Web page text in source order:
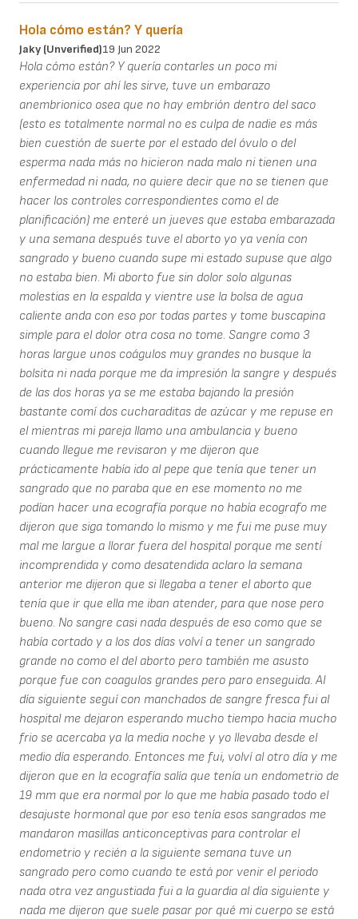
Hola cómo están? Y quería
Jaky (unverified)19 Jun 2022
Hola cómo están? Y quería contarles un poco mi
experiencia por ahí les sirve, tuve un embarazo
anembrionico osea que no hay embrión dentro del saco
(esto es totalmente normal no es culpa de nadie es más
bien cuestión de suerte por el estado del óvulo o del
esperma nada más no hicieron nada malo ni tienen una
enfermedad ni nada, no quiere decir que no se tienen que
hacer los controles correspondientes como el de
planificación) me enteré un jueves que estaba embarazada
y una semana después tuve el aborto yo ya venía con
sangrado y bueno cuando supe mi estado supuse que algo
no estaba bien. Mi aborto fue sin dolor solo algunas
molestias en la espalda y vientre use la bolsa de agua
caliente anda con eso por todas partes y tome buscapina
simple para el dolor otra cosa no tome. Sangre como 3
horas largue unos coágulos muy grandes no busque la
bolsita ni nada porque me da impresión la sangre y después
de las dos horas ya se me estaba bajando la presión
bastante comí dos cucharaditas de azúcar y me repuse en
el mientras mi pareja llamo una ambulancia y bueno
cuando llegue me revisaron y me dijeron que
prácticamente había ido al pepe que tenía que tener un
sangrado que no paraba que en ese momento no me
podían hacer una ecografía porque no había ecografo me
dijeron que siga tomando lo mismo y me fui me puse muy
mal me largue a llorar fuera del hospital porque me sentí
incomprendida y como desatendida aclaro la semana
anterior me dijeron que si llegaba a tener el aborto que
tenía que ir que ella me iban atender, para que nose pero
bueno. No sangre casi nada después de eso como que se
había cortado y a los dos días volví a tener un sangrado
grande no como el del aborto pero también me asusto
porque fue con coagulos grandes pero paro enseguida. Al
día siguiente seguí con manchados de sangre fresca fui al
hospital me dejaron esperando mucho tiempo hacia mucho
frio se acercaba ya la media noche y yo llevaba desde el
medio día esperando. Entonces me fui, volví al otro día y me
dijeron que en la ecografía salía que tenía un endometrio de
19 mm que era normal por lo que me había pasado todo el
desajuste hormonal que por eso tenía esos sangrados me
mandaron masillas anticonceptivas para controlar el
endometrio y recién a la siguiente semana tuve un
sangrado pero como cuando te está por venir el periodo
nada otra vez angustiada fui a la guardia al día siguiente y
nada me dijeron que suele pasar por qué mi cuerpo se está